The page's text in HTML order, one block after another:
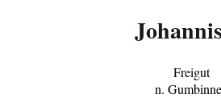
Freigut
n.